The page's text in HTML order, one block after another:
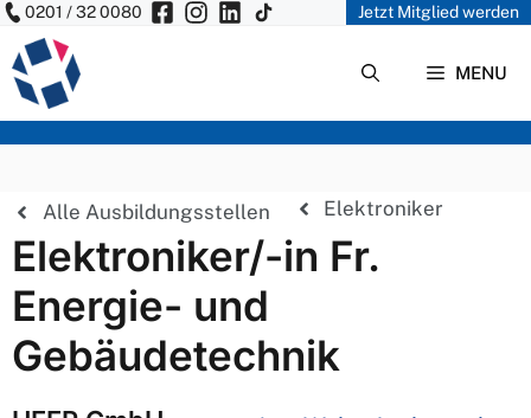
Zum
Inhalt
springen
0201 / 32 0080 Jetzt Mitglied werden
MENU
Alle Ausbildungsstellen Elektroniker
Elektroniker/-in Fr.
Energie- und
Gebäudetechnik